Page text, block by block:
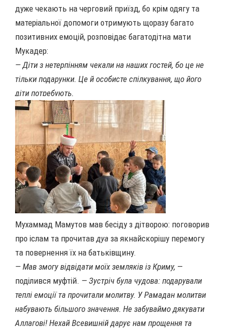
дуже чекають на черговий приїзд, бо крім одягу та
матеріальної допомоги отримують щоразу багато
позитивних емоцій, розповідає багатодітна мати
Мукадер:
— Діти з нетерпінням чекали на наших гостей, бо це не
тільки подарунки. Це й особисте спілкування, що його
діти потребують.
Мухаммад Мамутов мав бесіду з дітворою: поговорив
про іслам та прочитав дуа за якнайскорішу перемогу
та повернення їх на батьківщину.
— Мав змогу відвідати моїх земляків із Криму, —
поділився муфтій. — Зустріч була чудова: подарували
теплі емоції та прочитали молитву. У Рамадан молитви
набувають більшого значення. Не забуваймо дякувати
Аллагові! Нехай Всевишній дарує нам прощення та